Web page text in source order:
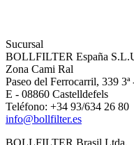
Sucursal
BOLLFILTER España
Zona Cami Ral
Paseo del Ferrocarril, 339 3ª
E - 08860 Castelldefels
Teléfono: +34 93/634 26 80
info@bollfilter.es
BOLLFILTER Brasil Ltda.